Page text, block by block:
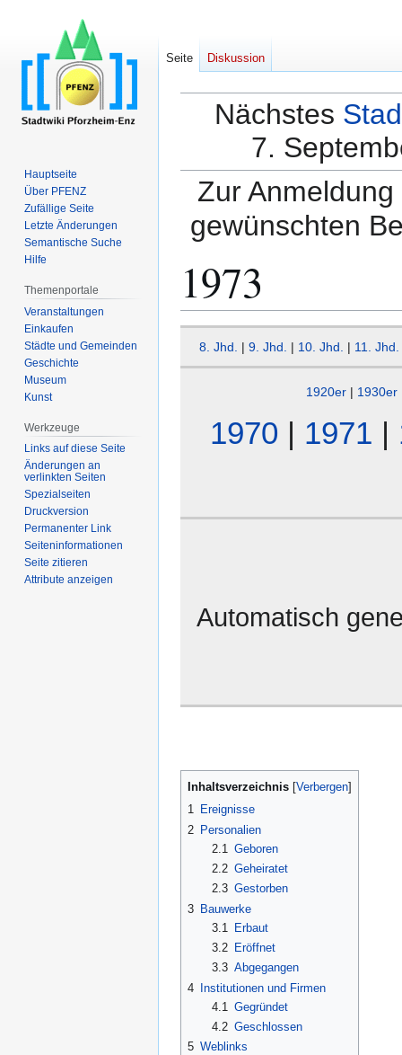
Nächstes
7.
Zur
gewünschten
1973
Navigation
Suche
8. Jhd. | 9. Jhd. | 10. Jhd. | 11. Jhd.
1920er | 1930er
1970 | 1971 |
Automatisch
Inhaltsverzeichnis
1 Ereignisse
2 Personalien
2.1 Geboren
2.2 Geheiratet
2.3 Gestorben
3 Bauwerke
3.1
Erbaut
3.2
Eröffnet
3.3 Abgegangen
4 Institutionen und Firmen
4.1 Gegründet
4.2 Geschlossen
5 Weblinks
Seite Diskussion
Hauptseite
Über PFENZ
Zufällige Seite
Letzte Änderungen
Semantische Suche
Hilfe
Themenportale
Veranstaltungen
Einkaufen
Städte und Gemeinden
Geschichte
Museum
Kunst
Werkzeuge
Links auf diese Seite
Änderungen an
verlinkten Seiten
Spezialseiten
Druckversion
Permanenter Link
Seiten­­informationen
Seite zitieren
Attribute anzeigen